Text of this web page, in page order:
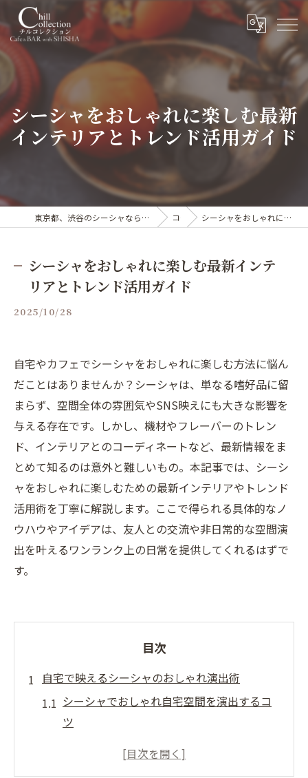
シーシャをおしゃれに楽しむ最新
インテリアとトレンド活用ガイド
東京都、渋谷のシーシャならカフェ&シーシャバー Chill collection渋谷センター街店 コラム シーシャをおしゃれに楽しむ最新インテリアとトレンド活用ガイド
シーシャをおしゃれに楽しむ最新インテ
リアとトレンド活用ガイド
2025/10/28
自宅やカフェでシーシャをおしゃれに楽しむ方法に悩ん
だことはありませんか？シーシャは、単なる嗜好品に留
まらず、空間全体の雰囲気やSNS映えにも大きな影響を
与える存在です。しかし、機材やフレーバーのトレン
ド、インテリアとのコーディネートなど、最新情報をま
とめて知るのは意外と難しいもの。本記事では、シーシ
ャをおしゃれに楽しむための最新インテリアやトレンド
活用術を丁寧に解説します。ここで得られる具体的なノ
ウハウやアイデアは、友人との交流や非日常的な空間演
出を叶えるワンランク上の日常を提供してくれるはずで
す。
目次
自宅で映えるシーシャのおしゃれ演出術
シーシャでおしゃれ自宅空間を演出するコ
ツ
SNS映えするシーシャの飾り方とポイント